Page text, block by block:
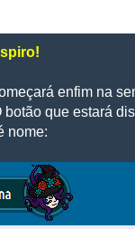
enfim na
botão que estará
nome: